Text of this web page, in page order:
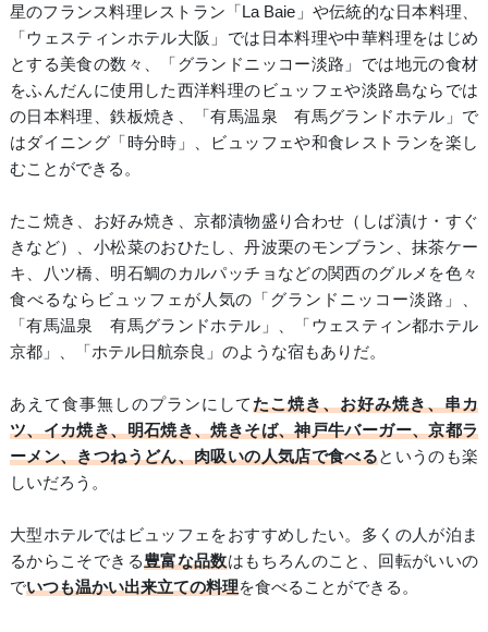
星のフランス料理レストラン「La Baie」や伝統的な日本料理、
「ウェスティンホテル大阪」では日本料理や中華料理をはじめ
とする美食の数々、「グランドニッコー淡路」では地元の食材
をふんだんに使用した西洋料理のビュッフェや淡路島ならでは
の日本料理、鉄板焼き、「有馬温泉 有馬グランドホテル」で
はダイニング「時分時」、ビュッフェや和食レストランを楽し
むことができる。
たこ焼き、お好み焼き、京都漬物盛り合わせ（しば漬け・すぐ
きなど）、小松菜のおひたし、丹波栗のモンブラン、抹茶ケー
キ、八ツ橋、明石鯛のカルパッチョなどの関西のグルメを色々
食べるならビュッフェが人気の「グランドニッコー淡路」、
「有馬温泉 有馬グランドホテル」、「ウェスティン都ホテル
京都」、「ホテル日航奈良」のような宿もありだ。
あえて食事無しのプランにしてたこ焼き、お好み焼き、串カ
ツ、イカ焼き、明石焼き、焼きそば、神戸牛バーガー、京都ラ
ーメン、きつねうどん、肉吸いの人気店で食べるというのも楽
しいだろう。
大型ホテルではビュッフェをおすすめしたい。多くの人が泊ま
るからこそできる豊富な品数はもちろんのこと、回転がいいの
でいつも温かい出来立ての料理を食べることができる。